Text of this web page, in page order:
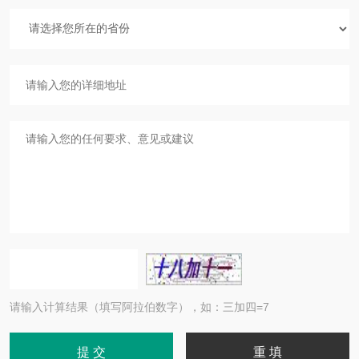
请输入计算结果（填写阿拉伯数字），如：三加四=7